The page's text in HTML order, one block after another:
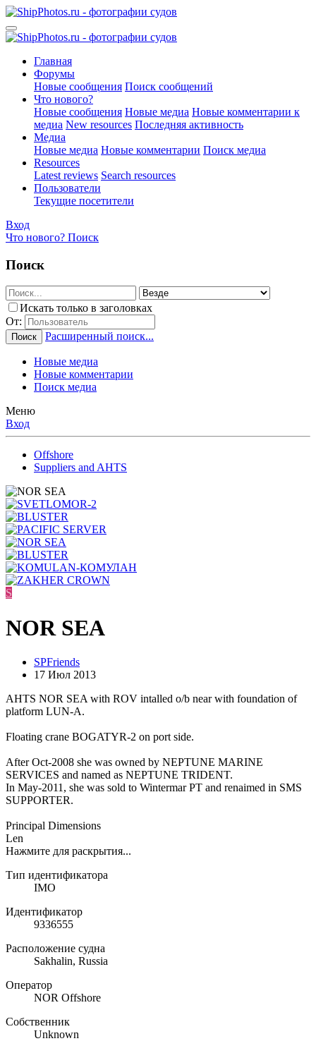
Главная
Форумы
Новые сообщения Поиск сообщений
Что нового?
Новые сообщения Новые медиа Новые комментарии к
медиа New resources Последняя активность
Медиа
Новые медиа Новые комментарии Поиск медиа
Resources
Latest reviews Search resources
Пользователи
Текущие посетители
Вход
Что нового? Поиск
Поиск
Искать только в заголовках
От:
Поиск Расширенный поиск...
Новые медиа
Новые комментарии
Поиск медиа
Меню
Вход
Offshore
Suppliers and AHTS
S
NOR SEA
SPFriends
17 Июл 2013
AHTS NOR SEA with ROV intalled o/b near with foundation of
platform LUN-A.
Floating crane BOGATYR-2 on port side.
After Oct-2008 she was owned by NEPTUNE MARINE
SERVICES and named as NEPTUNE TRIDENT.
In May-2011, she was sold to Wintermar PT and renaimed in SMS
SUPPORTER.
Principal Dimensions
Len
Нажмите для раскрытия...
Тип идентификатора
IMO
Идентификатор
9336555
Расположение судна
Sakhalin, Russia
Оператор
NOR Offshore
Собственник
Unknown